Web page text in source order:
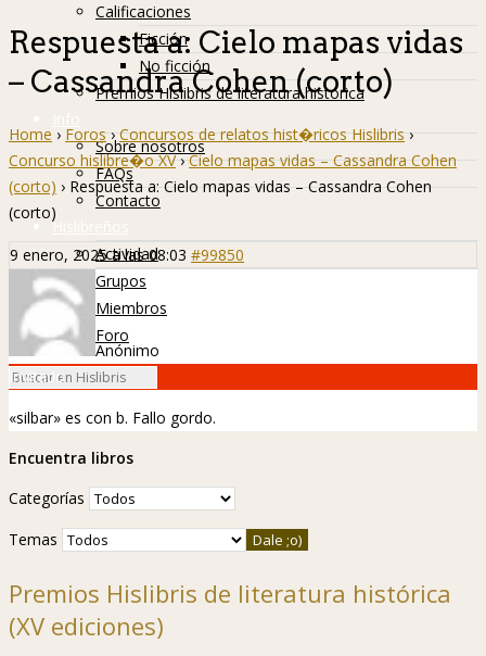
Calificaciones
Ficción
No ficción
Premios Hislibris de literatura histórica
Info
Sobre nosotros
FAQs
Contacto
Hislibreños
Actividad
Grupos
Miembros
Foro
Respuesta a: Cielo mapas vidas
– Cassandra Cohen (corto)
Home › Foros › Concursos de relatos hist�ricos Hislibris ›
Concurso hislibre�o XV › Cielo mapas vidas – Cassandra Cohen
(corto) › Respuesta a: Cielo mapas vidas – Cassandra Cohen
(corto)
9 enero, 2025 a las 08:03 #99850
Anónimo
Invitado
«silbar» es con b. Fallo gordo.
Encuentra libros
Categorías
Temas
Premios Hislibris de literatura histórica
(XV ediciones)